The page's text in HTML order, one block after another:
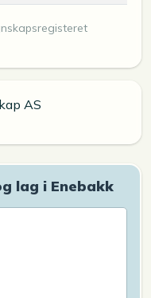
AS
lag i Enebakk